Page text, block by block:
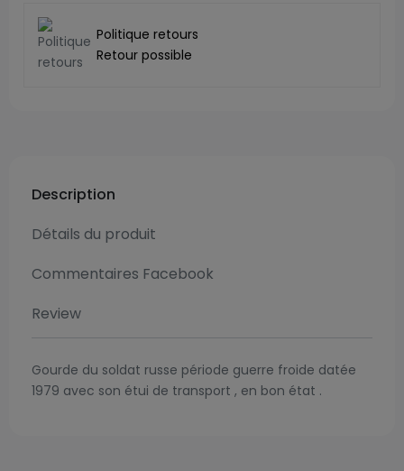
Politique retours
Retour possible
Description
Détails du produit
Commentaires Facebook
Review
Gourde du soldat russe période guerre froide datée
1979 avec son étui de transport , en bon état .